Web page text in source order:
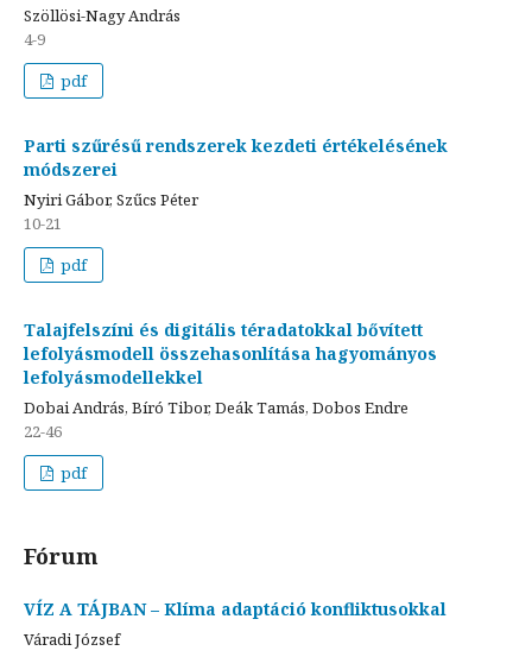
Szöllösi-Nagy András
4-9
pdf
Parti szűrésű rendszerek kezdeti értékelésének
módszerei
Nyiri Gábor, Szűcs Péter
10-21
pdf
Talajfelszíni és digitális téradatokkal bővített
lefolyásmodell összehasonlítása hagyományos
lefolyásmodellekkel
Dobai András, Bíró Tibor, Deák Tamás, Dobos Endre
22-46
pdf
Fórum
VÍZ A TÁJBAN – Klíma adaptáció konfliktusokkal
Váradi József